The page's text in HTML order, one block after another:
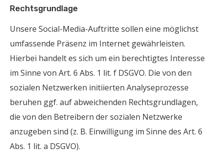
Rechtsgrundlage
Unsere Social-Media-Auftritte sollen eine möglichst
umfassende Präsenz im Internet gewährleisten.
Hierbei handelt es sich um ein berechtigtes Interesse
im Sinne von Art. 6 Abs. 1 lit. f DSGVO. Die von den
sozialen Netzwerken initiierten Analyseprozesse
beruhen ggf. auf abweichenden Rechtsgrundlagen,
die von den Betreibern der sozialen Netzwerke
anzugeben sind (z. B. Einwilligung im Sinne des Art. 6
Abs. 1 lit. a DSGVO).